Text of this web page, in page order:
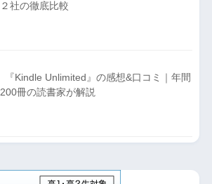
２社の徹底比較
『Kindle Unlimited』の感想&口コミ｜年間
200冊の読書家が解説